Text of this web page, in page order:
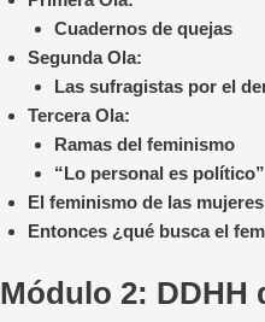
Cuadernos de quejas
Segunda Ola:
Las sufragistas por el
Tercera Ola:
Ramas del feminismo
“Lo personal es político”
El feminismo de las
Entonces ¿qué busca el
Módulo 2: DDHH